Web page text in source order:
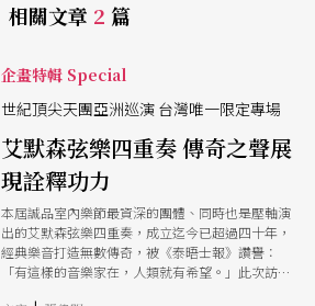
相關文章 2 篇
企畫特輯 Special
世紀頂尖天團亞洲巡演 台灣唯一限定專場
艾默森弦樂四重奏 傳奇之聲展
現詮釋功力
本屆誠品室內樂節最資深的團體、同時也是壓軸演
出的艾默森弦樂四重奏，成立迄今已超過四十年，
經典樂音打造無數傳奇，被《泰晤士報》讚譽：
「有這樣的音樂家在，人類就有希望。」此次訪台